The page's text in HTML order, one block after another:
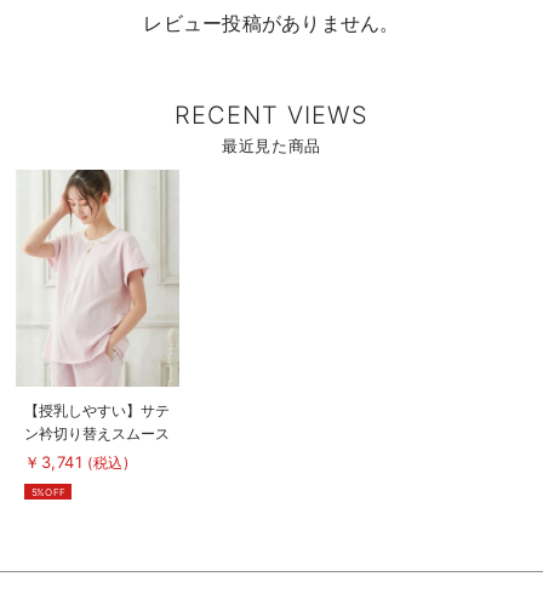
レビュー投稿がありません。
RECENT VIEWS
最近見た商品
商
を
見
商
品
詳
を
見
る
【授乳しやすい】サテ
ン衿切り替えスムース
パジャマ
￥3,741 (税込)
5%OFF